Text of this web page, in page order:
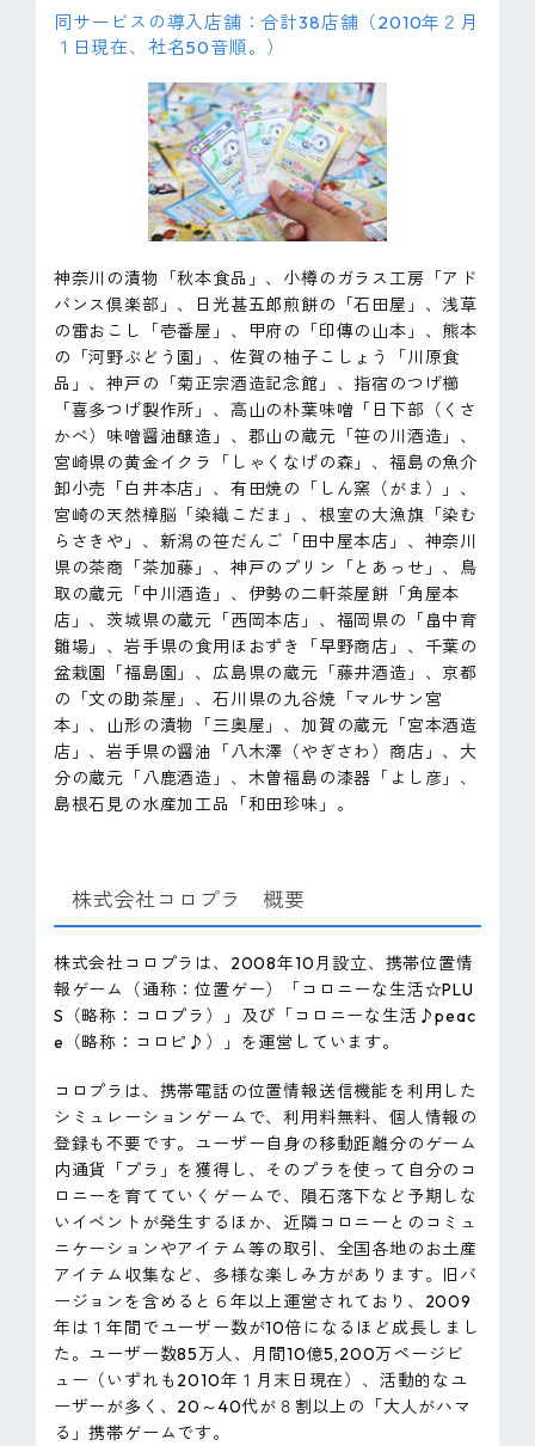
同サービスの導入店舗：合計38店舗（2010年２月
１日現在、社名50音順。）
神奈川の漬物「秋本食品」、小樽のガラス工房「アド
バンス倶楽部」、日光甚五郎煎餅の「石田屋」、浅草
の雷おこし「壱番屋」、甲府の「印傳の山本」、熊本
の「河野ぶどう園」、佐賀の柚子こしょう「川原食
品」、神戸の「菊正宗酒造記念館」、指宿のつげ櫛
「喜多つげ製作所」、高山の朴葉味噌「日下部（くさ
かべ）味噌醤油醸造」、郡山の蔵元「笹の川酒造」、
宮崎県の黄金イクラ「しゃくなげの森」、福島の魚介
卸小売「白井本店」、有田焼の「しん窯（がま）」、
宮崎の天然樟脳「染織こだま」、根室の大漁旗「染む
らさきや」、新潟の笹だんご「田中屋本店」、神奈川
県の茶商「茶加藤」、神戸のプリン「とあっせ」、鳥
取の蔵元「中川酒造」、伊勢の二軒茶屋餅「角屋本
店」、茨城県の蔵元「西岡本店」、福岡県の「畠中育
雛場」、岩手県の食用ほおずき「早野商店」、千葉の
盆栽園「福島園」、広島県の蔵元「藤井酒造」、京都
の「文の助茶屋」、石川県の九谷焼「マルサン宮
本」、山形の漬物「三奥屋」、加賀の蔵元「宮本酒造
店」、岩手県の醤油「八木澤（やぎさわ）商店」、大
分の蔵元「八鹿酒造」、木曽福島の漆器「よし彦」、
島根石見の水産加工品「和田珍味」。
株式会社コロプラ 概要
株式会社コロプラは、2008年10月設立、携帯位置情
報ゲーム（通称：位置ゲー）「コロニーな生活☆PLU
S（略称：コロプラ）」及び「コロニーな生活♪peac
e（略称：コロピ♪）」を運営しています。
コロプラは、携帯電話の位置情報送信機能を利用した
シミュレーションゲームで、利用料無料、個人情報の
登録も不要です。ユーザー自身の移動距離分のゲーム
内通貨「プラ」を獲得し、そのプラを使って自分のコ
ロニーを育てていくゲームで、隕石落下など予期しな
いイベントが発生するほか、近隣コロニーとのコミュ
ニケーションやアイテム等の取引、全国各地のお土産
アイテム収集など、多様な楽しみ方があります。旧バ
ージョンを含めると６年以上運営されており、2009
年は１年間でユーザー数が10倍になるほど成長しまし
た。ユーザー数85万人、月間10億5,200万ページビ
ュー（いずれも2010年１月末日現在）、活動的なユ
ーザーが多く、20～40代が８割以上の「大人がハマ
る」携帯ゲームです。